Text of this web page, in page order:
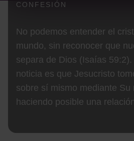
CONFESIÓN
No podemos entender el
mundo, sin reconocer que
separa de Dios (Isaías
noticia es que Jesucristo
sobre sí mismo mediante Su
haciendo posible una